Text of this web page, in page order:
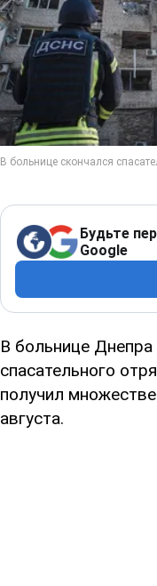
Будьте
Google
В больнице Днепра
спасательного
получил
августа.